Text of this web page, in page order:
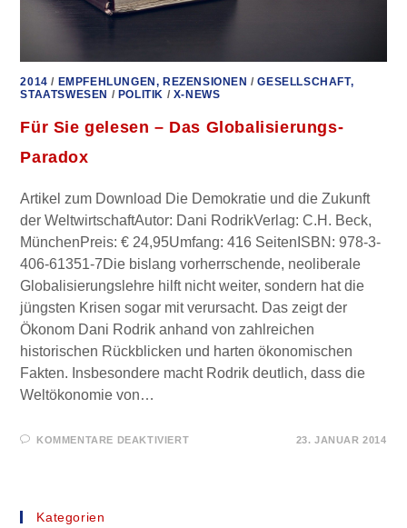
2014 / EMPFEHLUNGEN, REZENSIONEN /GESELLSCHAFT,
STAATSWESEN / POLITIK / X-NEWS
Für Sie gelesen – Das Globalisierungs-
Paradox
Artikel zum Download Die Demokratie und die Zukunft
der WeltwirtschaftAutor: Dani RodrikVerlag: C.H. Beck,
MünchenPreis: € 24,95Umfang: 416 SeitenISBN: 978-3-
406-61351-7Die bislang vorherrschende, neoliberale
Globalisierungslehre hilft nicht weiter, sondern hat die
jüngsten Krisen sogar mit verursacht. Das zeigt der
Ökonom Dani Rodrik anhand von zahlreichen
historischen Rückblicken und harten ökonomischen
Fakten. Insbesondere macht Rodrik deutlich, dass die
Weltökonomie von…
KOMMENTARE DEAKTIVIERTFÜR
23. JANUAR 2014
Kategorien